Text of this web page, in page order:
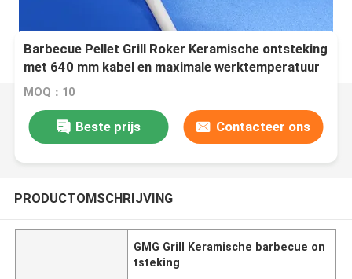
Barbecue Pellet Grill Roker Keramische ontsteking
met 640 mm kabel en maximale werktemperatuur
600-1000C
MOQ：10
Beste prijs Contacteer ons
PRODUCTOMSCHRIJVING
GMG Grill Keramische barbecue on
tsteking